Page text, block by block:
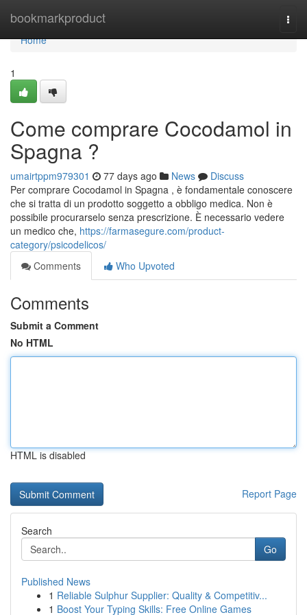
bookmarkproduct
Home
Home
1
Come comprare Cocodamol in
Spagna ?
umairtppm979301 77 days ago News
Discuss
Per comprare Cocodamol in Spagna , è fondamentale conoscere
che si tratta di un prodotto soggetto a obbligo medica. Non è
possibile procurarselo senza prescrizione. È necessario vedere
un medico che, https://farmasegure.com/product-
category/psicodelicos/
Comments
Who Upvoted
Comments
Submit a Comment
No HTML
HTML is disabled
Report Page
Search
Go
Published News
1 Reliable Sulphur Supplier: Quality & Competitiv...
1 Boost Your Typing Skills: Free Online Games